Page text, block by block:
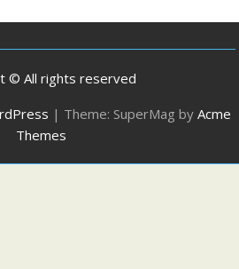
© All rights reserved
| Theme: SuperMag by Acme
Themes